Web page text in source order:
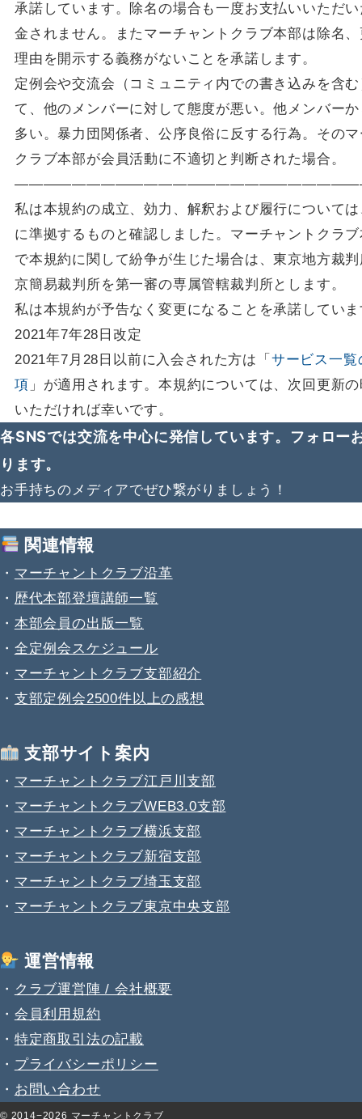
承諾しています。除名の場合も一度お支払いいただ
金されません。またマーチャントクラブ本部は除名
理由を開示する義務がないことを承諾します。
定例会や交流会（コミュニティ内での書き込みを含
て、他のメンバーに対して態度が悪い。他メンバー
多い。暴力団関係者、公序良俗に反する行為。その
クラブ本部が会員活動に不適切と判断された場合。
私は本規約の成立、効力、解釈および履行について
に準拠するものと確認しました。マーチャントクラ
で本規約に関して紛争が生じた場合は、東京地方裁
京簡易裁判所を第一審の専属管轄裁判所とします。
私は本規約が予告なく変更になることを承諾してい
2021年7年28日改定
2021年7月28日以前に入会された方は「 サービス一覧
項 」が適用されます。本規約については、次回更新
いただければ幸いです。
各SNSでは交流を中心に発信しています。フォロー
ります。
お手持ちのメディアでぜひ繋がりましょう！
関連情報
・ マーチャントクラブ沿革
・ 歴代本部登壇講師一覧
・ 本部会員の出版一覧
・ 全定例会スケジュール
・ マーチャントクラブ支部紹介
・ 支部定例会2500件以上の感想
支部サイト案内
・ マーチャントクラブ江戸川支部
・ マーチャントクラブWEB3.0支部
・ マーチャントクラブ横浜支部
・ マーチャントクラブ新宿支部
・ マーチャントクラブ埼玉支部
・ マーチャントクラブ東京中央支部
運営情報
・ クラブ運営陣 / 会社概要
・ 会員利用規約
・ 特定商取引法の記載
・ プライバシーポリシー
・ お問い合わせ
© 2014−2026 マーチャントクラブ